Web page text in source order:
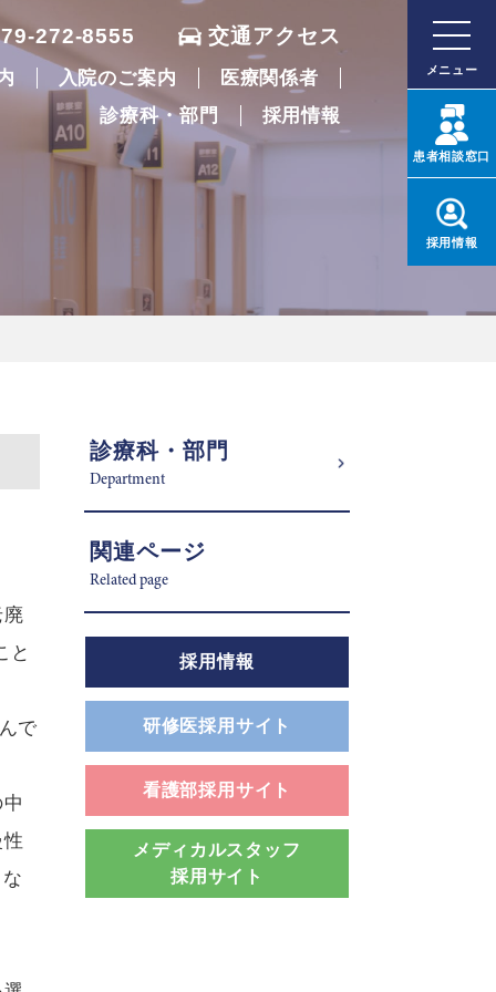
272-8555 交通アクセス
入院のご案内
医療関係者
診療科・部門
採用情報
メニュー
患者相談窓口
採用情報
と
で
診療科・部門
Department
関連ページ
Related page
採用情報
研修医採用サイト
看護部採用サイト
メディカルスタッフ
採用サイト